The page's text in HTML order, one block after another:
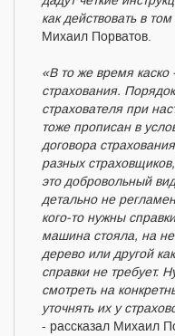
как действовать в
Михаил Порватов.
«В то же время каско
страхования.
страхователя при
тоже прописан в
договора
разных
это добровольный
детально не
кого-то нужны
машина стояла, на
дерево или другой
справки не требует.
смотреть на
уточнять их у
- рассказал Михаил